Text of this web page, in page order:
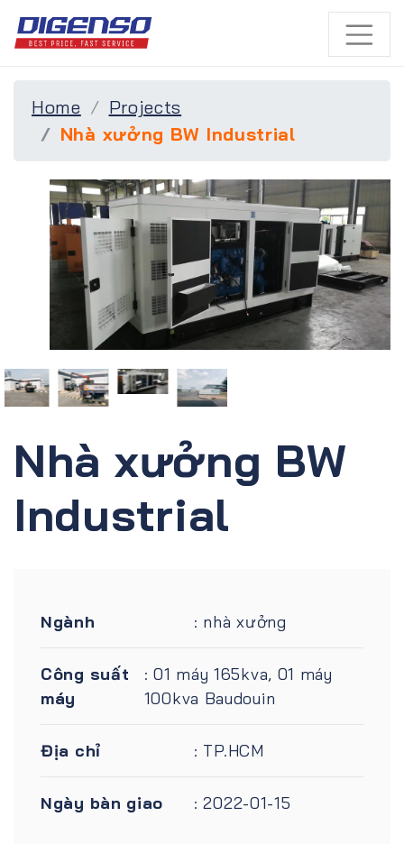
Home
Projects
Nhà xưởng BW Industrial
Nhà xưởng BW
Industrial
Ngành : nhà xưởng
Công suất
máy
: 01 máy 165kva, 01 máy
100kva Baudouin
Địa chỉ : TP.HCM
Ngày bàn giao : 2022-01-15